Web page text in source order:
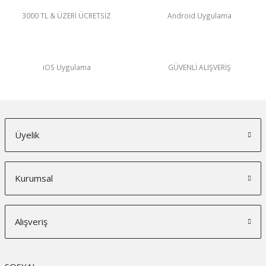
3000 TL & ÜZERİ ÜCRETSİZ Android Uygulama
iOS Uygulama GÜVENLİ ALIŞVERİŞ
Üyelik
Kurumsal
Alışveriş